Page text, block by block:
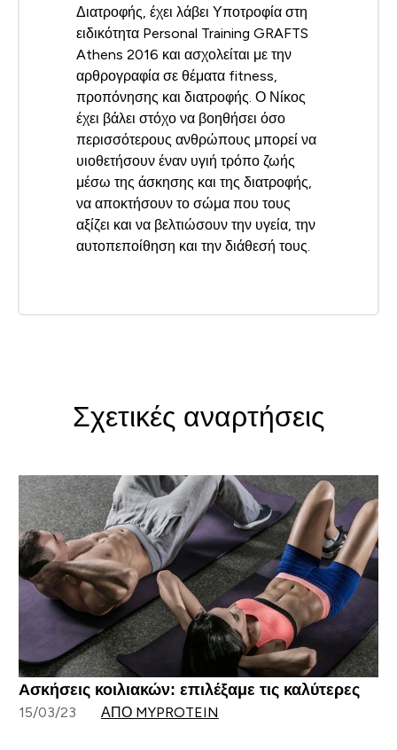
Διατροφής, έχει λάβει Υποτροφία στη
ειδικότητα Personal Training GRAFTS
Athens 2016 και ασχολείται με την
αρθρογραφία σε θέματα fitness,
προπόνησης και διατροφής. Ο Νίκος
έχει βάλει στόχο να βοηθήσει όσο
περισσότερους ανθρώπους μπορεί να
υιοθετήσουν έναν υγιή τρόπο ζωής
μέσω της άσκησης και της διατροφής,
να αποκτήσουν το σώμα που τους
αξίζει και να βελτιώσουν την υγεία, την
αυτοπεποίθηση και την διάθεσή τους.
Σχετικές αναρτήσεις
Ασκήσεις κοιλιακών: επιλέξαμε τις καλύτερες
15/03/23 ΑΠΌ MYPROTEIN